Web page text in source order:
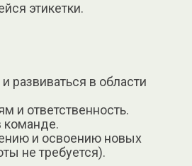
этикетки.
развиваться в области
и ответственность.
команде.
и освоению новых
не требуется).